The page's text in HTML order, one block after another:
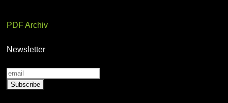
PDF Archiv
Newsletter